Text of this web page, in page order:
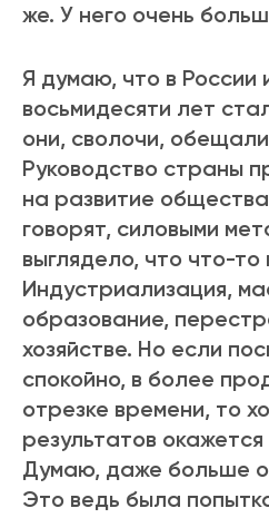
же. У него очень
Я думаю, что в России
восьмидесяти лет
они, сволочи,
Руководство страны
на развитие
говорят, силовыми
выглядело, что что-то
Индустриализация,
образование,
хозяйстве. Но если
спокойно, в более
отрезке времени, то
результатов
Думаю, даже больше
Это ведь была